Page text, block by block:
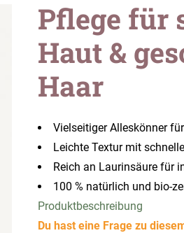
Pflege für
Haut &
Haar
Vielseitiger Alleskönner
Leichte Textur mit
Reich an Laurinsäure für
100 % natürlich und bio-
Produktbeschreibung
Du hast eine Frage zu